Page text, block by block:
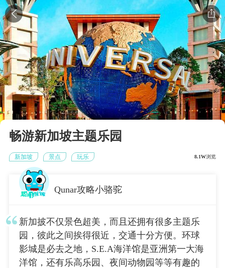
 
畅游新加坡主题乐园
新加坡 景点 玩乐 8.1W浏览
Qunar攻略小骆驼
新加披不仅景色超美，而且还拥有很多主题乐
园，彼此之间挨得很近，交通十分方便。环球
影城是必去之地，S.E.A海洋馆是亚洲第一大海
洋馆，还有乐高乐园、夜间动物园等等有趣的